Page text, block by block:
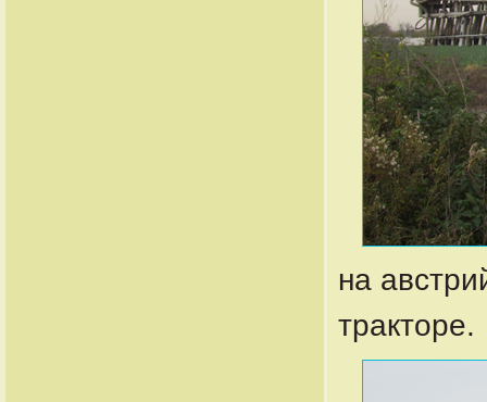
на
тракторе.